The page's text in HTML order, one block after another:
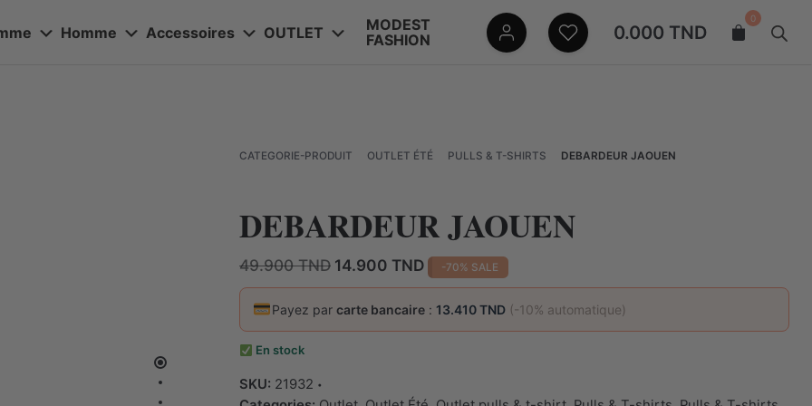
Homme Accessoires OUTLET
MODEST
FASHION
0.000 TND
0
CATEGORIE-PRODUIT OUTLET ÉTÉ PULLS & T-SHIRTS DEBARDEUR JAOUEN
DEBARDEUR JAOUEN
49.900TND Le
prix
initial
était :
14.900 TNDLe
prix
actuel
est :
-70% SALE
Payez par carte bancaire: 13.410 TND (-10% automatique)
En stock
SKU: 21932